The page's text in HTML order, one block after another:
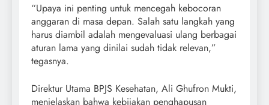
“Upaya ini penting untuk mencegah kebocoran
anggaran di masa depan. Salah satu langkah yang
harus diambil adalah mengevaluasi ulang berbagai
aturan lama yang dinilai sudah tidak relevan,”
tegasnya.
Direktur Utama BPJS Kesehatan, Ali Ghufron Mukti,
menjelaskan bahwa kebijakan penghapusan